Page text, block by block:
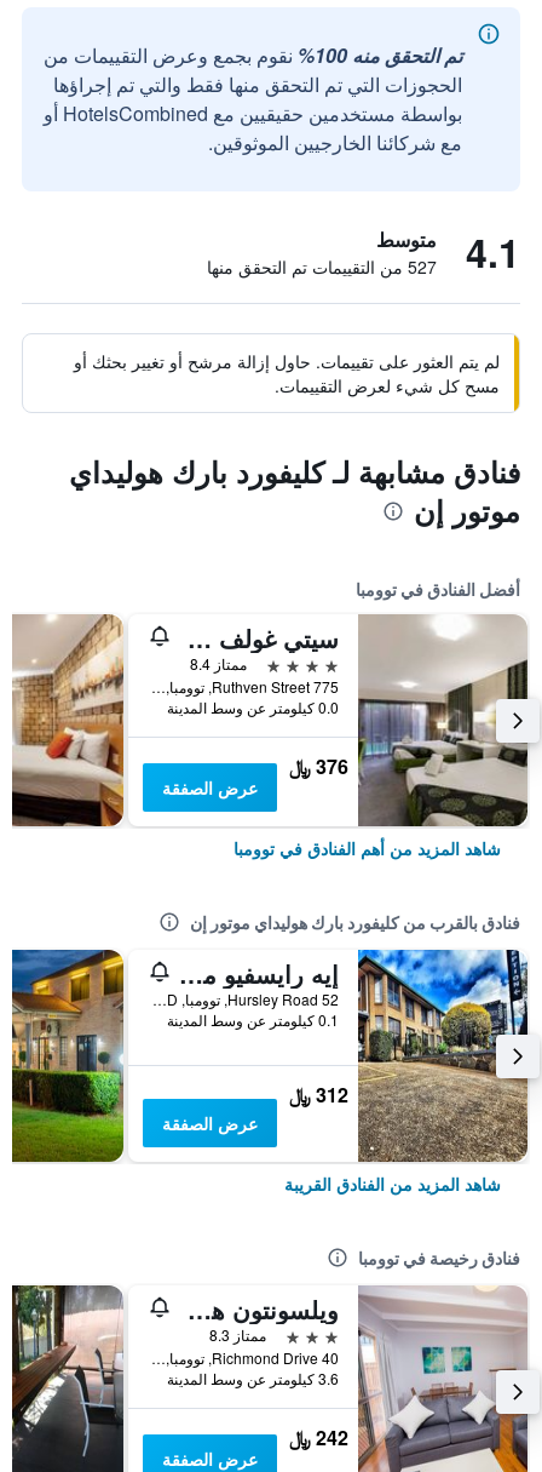
تم التحقق منه 100%
نقوم بجمع وعرض التقييمات من
الحجوزات التي تم التحقق منها فقط والتي تم إجراؤها
بواسطة مستخدمين حقيقيين مع HotelsCombined أو
مع شركائنا الخارجيين الموثوقين.
4.1 متوسط
527 من التقييمات تم التحقق منها
لم يتم العثور على تقييمات. حاول إزالة مرشح أو تغيير بحثك أو
مسح كل شيء لعرض التقييمات.
فنادق مشابهة لـ كليفورد بارك هوليداي
موتور إن
أفضل الفنادق في توومبا
سيتي غولف كلوب موتل
4 نجوم
ممتاز 8.4
775 Ruthven Street, توومبا, QLD, أستراليا
0.0 كيلومتر عن وسط المدينة
376 ﷼
عرض الصفقة
شاهد المزيد من أهم الفنادق في توومبا
فنادق بالقرب من كليفورد بارك هوليداي موتور إن
إيه رايسفيو موتور إن
52 Hursley Road, توومبا, QLD, أستراليا
0.1 كيلومتر عن وسط المدينة
312 ﷼
عرض الصفقة
شاهد المزيد من الفنادق القريبة
فنادق رخيصة في توومبا
ويلسونتون هوتل
3 نجوم
ممتاز 8.3
40 Richmond Drive, توومبا, QLD, أستراليا
3.6 كيلومتر عن وسط المدينة
242 ﷼
عرض الصفقة